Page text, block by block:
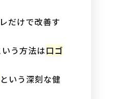
だけで改善す
う方法は口ゴ
という深刻な健